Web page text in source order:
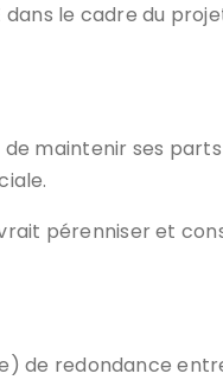
dans le cadre du
maintenir ses
pérenniser et
de redondance